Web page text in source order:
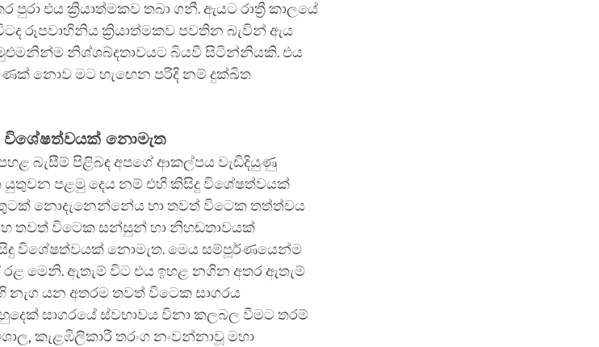
පුරා එය ක්‍රියාත්මකව තබා ගනී. ඇයට රාත්‍රී කාලයේ
රූපවාහිනිය ක්‍රියාත්මකව පවතින බැවින් ඇය
නිශ්ශබ්දතාවයට බියවී සිටින්නියකි. එය
නොව මට හැඟෙන පරිදි නම් දුක්ඛිත
විශේෂත්වයක් නොමැත
බැසීම් පිළිබඳ අපගේ ආකල්පය වැඩිදියුණු
පළමු දෙය නම් එහි කිසිදු විශේෂත්වයක්
නොදැනෙන්නේය හා තවත් විටෙක තත්ත්වය
තවත් විටෙක සන්සුන් හා නිහඬතාවයක්
විශේෂත්වයක් නොමැත. මෙය සම්පූර්ණයෙන්ම
රළ මෙනි. ඇතැම් විට එය ඉහළ නගින අතර ඇතැම්
නැග යන අතරම තවත් විටෙක සාගරය
සාගරයේ ස්වභාවය විනා කලබල වීමට තරම්
කැළඹිලිකාරී තරංග නංවන්නාවූ මහා